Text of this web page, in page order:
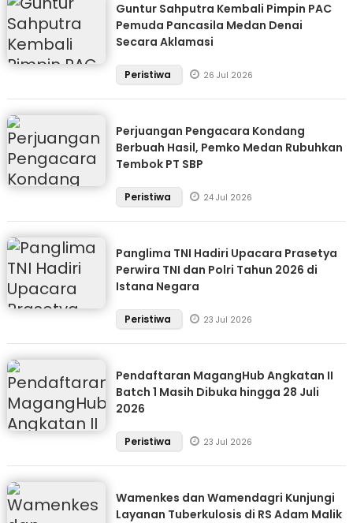
Guntur Sahputra Kembali Pimpin PAC
Pemuda Pancasila Medan Denai
Secara Aklamasi
Peristiwa 26 Jul 2026
Perjuangan Pengacara Kondang
Berbuah Hasil, Pemko Medan Rubuhkan
Tembok PT SBP
Peristiwa 24 Jul 2026
Panglima TNI Hadiri Upacara Prasetya
Perwira TNI dan Polri Tahun 2026 di
Istana Negara
Peristiwa 23 Jul 2026
Pendaftaran MagangHub Angkatan II
Batch 1 Masih Dibuka hingga 28 Juli
2026
Peristiwa 23 Jul 2026
Wamenkes dan Wamendagri Kunjungi
Layanan Tuberkulosis di RS Adam Malik